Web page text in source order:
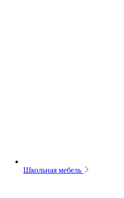
Школьная мебель